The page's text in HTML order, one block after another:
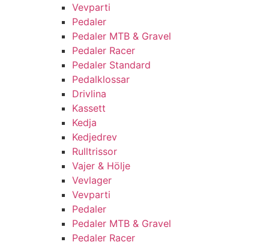
Vevparti
Pedaler
Pedaler MTB & Gravel
Pedaler Racer
Pedaler Standard
Pedalklossar
Drivlina
Kassett
Kedja
Kedjedrev
Rulltrissor
Vajer & Hölje
Vevlager
Vevparti
Pedaler
Pedaler MTB & Gravel
Pedaler Racer